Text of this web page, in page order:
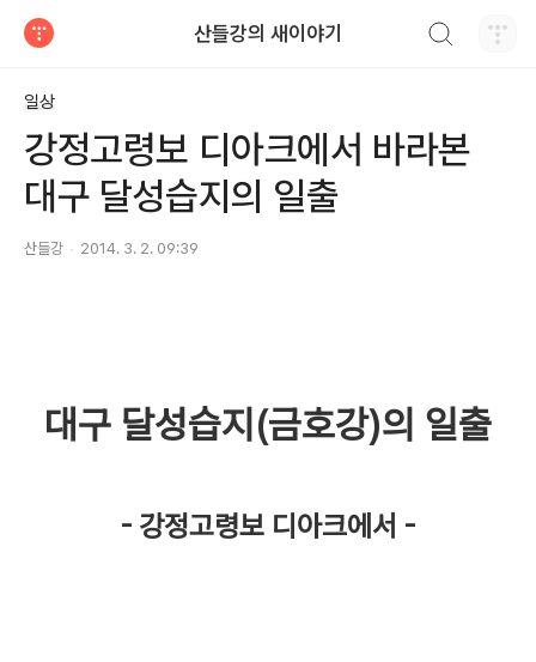
산들강의 새이야기
일상
강정고령보 디아크에서 바라본
대구 달성습지의 일출
산들강 2014. 3. 2. 09:39
대구 달성습지(금호강)의 일출
- 강정고령보 디아크에서 -